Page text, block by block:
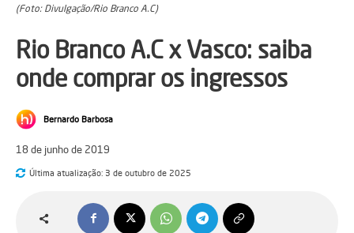
(Foto: Divulgação/Rio Branco A.C)
Rio Branco A.C x Vasco: saiba
onde comprar os ingressos
Bernardo Barbosa
18 de junho de 2019
Última atualização: 3 de outubro de 2025